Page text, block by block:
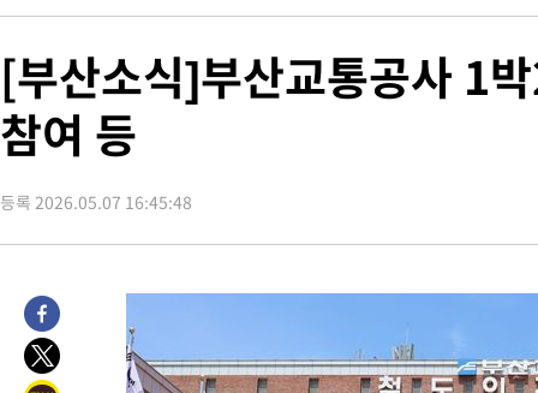
-21645초 전 >선재도서 해루질 나섰다 실종 60대, 닷새 만에 숨진 채 발견
-19179초 전 >
남자 농구, 나고야 아시안게임서 '홈팀' 일본과 한일전
-18555초 전 >여수 오동도 해상서 모터보트 전복…1명 사망·1명 실종
-14782초 전 >극한폭염 한풀 꺾이지만…'낮 최고 35도' 무더위, 열대야 계속
주 날씨]
-11800초 전 >축구협회 "압수수색·성접대 논란 사과…쇄신의 기회로 삼겠
송"
[부산소식]부산교통공사 1
참여 등
등록 2026.05.07 16:45:48